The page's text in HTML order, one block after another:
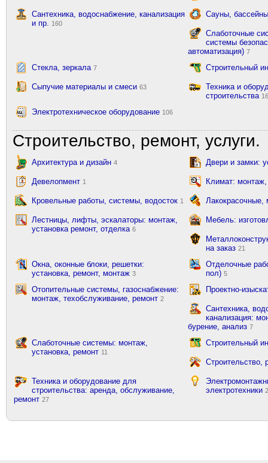
Сантехника, водоснабжение, канализация
и пр.
160
Сауны,
Слаботочные
системы
автоматизация) 7
Стекла, зеркала 7 Строительный
Сыпучие материалы и смеси 63
Техника и
строительства
Электротехническое оборудование 106
Строительство, ремонт, услуги.
Архитектура и дизайн 4 Двери и замки:
Девелопмент 1 Климат:
Кровельные работы, системы, водосток 1
Лестницы, лифты, эскалаторы: монтаж,
установка ремонт, отделка 6
Мебель:
на заказ 21
Окна, оконные блоки, решетки:
установка, ремонт, монтаж 3
Отделочные
пол) 5
Отопительные системы, газоснабжение:
монтаж, техобслуживание, ремонт 2
Проектно-
Сантехника,
канализация:
бурение, анализ 7
Слаботочные системы: монтаж,
установка, ремонт 11
Строительный
Строительство,
Техника и оборудование для
строительства: аренда, обслуживание,
ремонт 27
электротехники